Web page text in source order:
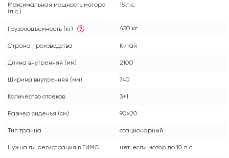
Максимальная мощность мотора
(л.с.)
15 л.с.
Грузоподъемность (кг) ? 450 кг
Страна производства Китай
Длина внутренняя (мм) 2100
Ширина внутренняя (мм) 740
Количество отсеков 3+1
Размер сиденья (см) 90x20
Тип транца стационарный
Нужна ли регистрация в ГИМС нет, если мотор до 10 л.с.